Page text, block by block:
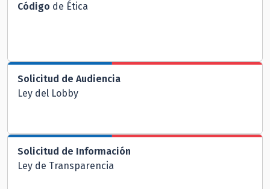
Código de Ética
Solicitud de Audiencia
Ley del Lobby
Solicitud de Información
Ley de Transparencia